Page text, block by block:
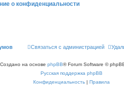
о конфиденциальности
Связаться с администрацией
Создано на основе phpBB® Forum Software ©
Русская поддержка phpBB
Конфиденциальность | Правила